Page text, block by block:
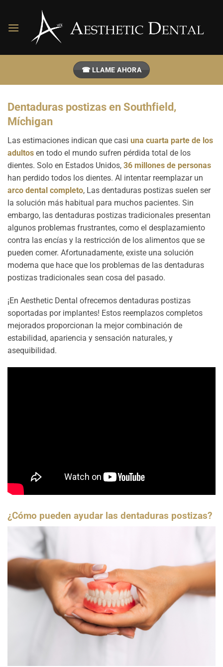
contenido
☎ LLAME AHORA
Dentaduras postizas en Southfield,
Míchigan
Las estimaciones indican que casi una cuarta parte de los
adultos en todo el mundo sufren pérdida total de los
dientes. Solo en Estados Unidos, 36 millones de personas
han perdido todos los dientes. Al intentar reemplazar un
arco dental completo, Las dentaduras postizas suelen ser
la solución más habitual para muchos pacientes. Sin
embargo, las dentaduras postizas tradicionales presentan
algunos problemas frustrantes, como el desplazamiento
contra las encías y la restricción de los alimentos que se
pueden comer. Afortunadamente, existe una solución
moderna que hace que los problemas de las dentaduras
postizas tradicionales sean cosa del pasado.
¡En Aesthetic Dental ofrecemos dentaduras postizas
soportadas por implantes! Estos reemplazos completos
mejorados proporcionan la mejor combinación de
estabilidad, apariencia y sensación naturales, y
asequibilidad.
¿Cómo pueden ayudar las dentaduras postizas?